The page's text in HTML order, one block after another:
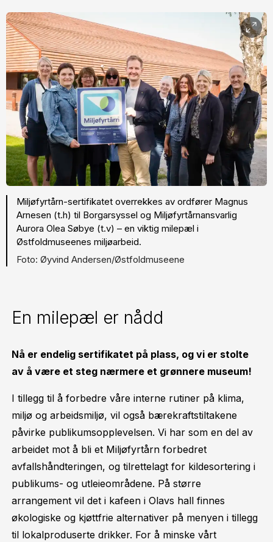
Miljøfyrtårn-sertifikatet overrekkes av ordfører Magnus
Arnesen (t.h) til Borgarsyssel og Miljøfyrtårnansvarlig
Aurora Olea Søbye (t.v) – en viktig milepæl i
Østfoldmuseenes miljøarbeid.
Øyvind Andersen/Østfoldmuseene
En milepæl er nådd
Nå er endelig sertifikatet på plass, og vi er stolte
av å være et steg nærmere et grønnere museum!
I tillegg til å forbedre våre interne rutiner på klima,
miljø og arbeidsmiljø, vil også bærekraftstiltakene
påvirke publikumsopplevelsen. Vi har som en del av
arbeidet mot å bli et Miljøfyrtårn forbedret
avfallshåndteringen, og tilrettelagt for kildesortering i
publikums- og utleieområdene. På større
arrangement vil det i kafeen i Olavs hall finnes
økologiske og kjøttfrie alternativer på menyen i tillegg
til lokalproduserte drikker. For å minske vårt